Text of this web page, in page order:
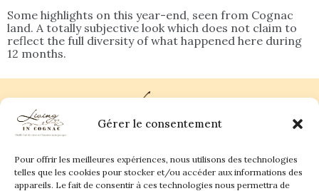
Gérer le consentement
Pour offrir les meilleures expériences, nous utilisons des technologies
telles que les cookies pour stocker et/ou accéder aux informations des
appareils. Le fait de consentir à ces technologies nous permettra de
Some highlights on this year-end, seen from Cognac
land. A totally subjective look which does not claim to
reflect the full diversity of what happened here during
12 months.
Plan du site Contact